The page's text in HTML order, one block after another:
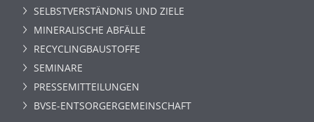
SELBSTVERSTÄNDNIS UND ZIELE
MINERALISCHE ABFÄLLE
RECYCLINGBAUSTOFFE
SEMINARE
PRESSEMITTEILUNGEN
BVSE-ENTSORGERGEMEINSCHAFT